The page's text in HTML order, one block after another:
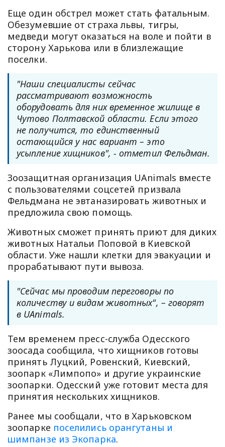
Еще один обстрел может стать фатальным.
Обезумевшие от страха львы, тигры,
медведи могут оказаться на воле и пойти в
сторону Харькова или в близлежащие
поселки.
"Наши специалисты сейчас
рассматривают возможность
оборудовать для них временное жилище в
Чутово Полтавской области. Если этого
не получится, то единственный
остающийся у нас вариант – это
усыпление хищников", - отметил Фельдман.
Зоозащитная организация UAnimals вместе
с пользователями соцсетей призвала
Фельдмана не эвтаназировать животных и
предложила свою помощь.
Животных сможет принять приют для диких
животных Натальи Поповой в Киевской
области. Уже нашли клетки для эвакуации и
прорабатывают пути вывоза.
"Сейчас мы проводим переговоры по
количеству и видам животных", – говорят
в UAnimals.
Тем временем пресс-служба Одесского
зоосада сообщила, что хищников готовы
принять Луцкий, Ровенский, Киевский,
зоопарк «Лимпопо» и другие украинские
зоопарки. Одесский уже готовит места для
принятия нескольких хищников.
Ранее мы сообщали, что в Харьковском
зоопарке поселились орангутаны и
шимпанзе из Экопарка.